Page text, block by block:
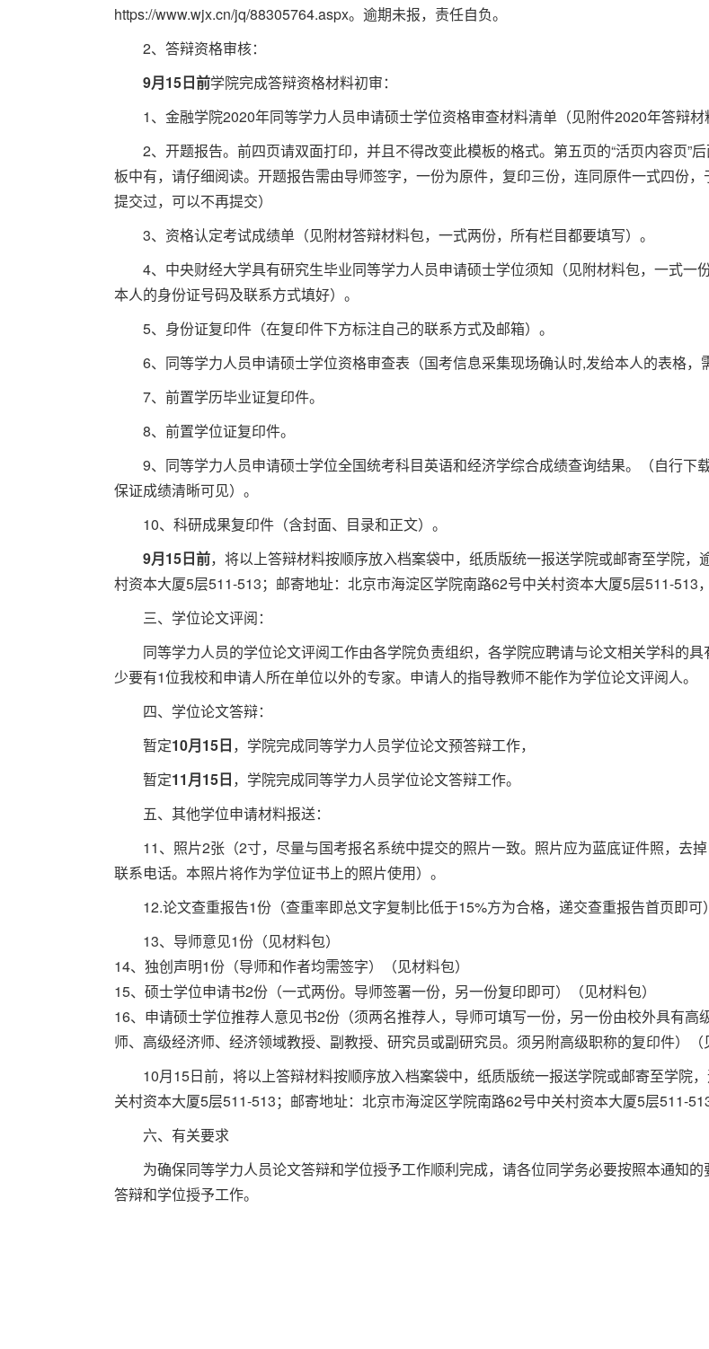
https://www.wjx.cn/jq/88305764.aspx。逾期未报，责任自负。
2、答辩资格审核：
9月15日前学院完成答辩资格材料初审：
1、金融学院2020年同等学力人员申请硕士学位资格审查材料清单（见附件2020年答辩材
2、开题报告。前四页请双面打印，并且不得改变此模板的格式。第五页的“活页内容页”
板中有，请仔细阅读。开题报告需由导师签字，一份为原件，复印三份，连同原件一式四份
提交过，可以不再提交）
3、资格认定考试成绩单（见附材答辩材料包，一式两份，所有栏目都要填写）。
4、中央财经大学具有研究生毕业同等学力人员申请硕士学位须知（见附材料包，一式
本人的身份证号码及联系方式填好）。
5、身份证复印件（在复印件下方标注自己的联系方式及邮箱）。
6、同等学力人员申请硕士学位资格审查表（国考信息采集现场确认时,发给本人的表格，
7、前置学历毕业证复印件。
8、前置学位证复印件。
9、同等学力人员申请硕士学位全国统考科目英语和经济学综合成绩查询结果。（自行
保证成绩清晰可见）。
10、科研成果复印件（含封面、目录和正文）。
9月15日前，将以上答辩材料按顺序放入档案袋中，纸质版统一报送学院或邮寄至学院
村资本大厦5层511-513；邮寄地址：北京市海淀区学院南路62号中关村资本大厦5层511-513
三、学位论文评阅：
同等学力人员的学位论文评阅工作由各学院负责组织，各学院应聘请与论文相关学科的
少要有1位我校和申请人所在单位以外的专家。申请人的指导教师不能作为学位论文评阅人。
四、学位论文答辩：
暂定10月15日，学院完成同等学力人员学位论文预答辩工作，
暂定11月15日，学院完成同等学力人员学位论文答辩工作。
五、其他学位申请材料报送：
11、照片2张（2寸，尽量与国考报名系统中提交的照片一致。照片应为蓝底证件照，去
联系电话。本照片将作为学位证书上的照片使用）。
12.论文查重报告1份（查重率即总文字复制比低于15%方为合格，递交查重报告首页即可）
13、导师意见1份（见材料包）
14、独创声明1份（导师和作者均需签字）（见材料包）
15、硕士学位申请书2份（一式两份。导师签署一份，另一份复印即可）（见材料包）
16、申请硕士学位推荐人意见书2份（须两名推荐人，导师可填写一份，另一份由校外具有
师、高级经济师、经济领域教授、副教授、研究员或副研究员。须另附高级职称的复印件）（
10月15日前，将以上答辩材料按顺序放入档案袋中，纸质版统一报送学院或邮寄至学院
关村资本大厦5层511-513；邮寄地址：北京市海淀区学院南路62号中关村资本大厦5层511-
六、有关要求
为确保同等学力人员论文答辩和学位授予工作顺利完成，请各位同学务必要按照本通知
答辩和学位授予工作。